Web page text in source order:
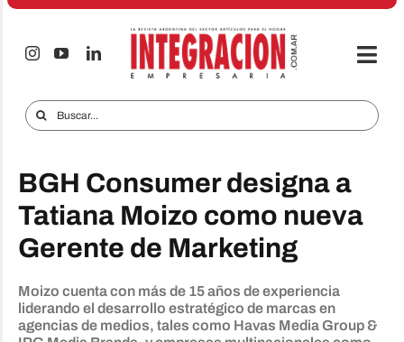
Saltar
Audio & TV
iTECNO
Celulares
Informes Especiales
Anuncie
Buscar:
BGH Consumer designa a
Tatiana Moizo como nueva
Gerente de Marketing
Moizo cuenta con más de 15 años de experiencia
liderando el desarrollo estratégico de marcas en
agencias de medios, tales como Havas Media Group &